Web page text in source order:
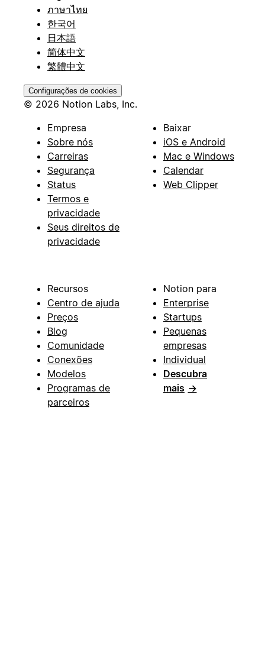
ภาษาไทย
한국어
日本語
简体中文
繁體中文
Configurações de cookies
© 2026 Notion Labs, Inc.
Empresa
Sobre nós
Carreiras
Segurança
Status
Termos e
privacidade
Seus direitos de
privacidade
Baixar
iOS e Android
Mac e Windows
Calendar
Web Clipper
Recursos
Centro de ajuda
Preços
Blog
Comunidade
Conexões
Modelos
Programas de
parceiros
Notion para
Enterprise
Startups
Pequenas
empresas
Individual
Descubra
mais →